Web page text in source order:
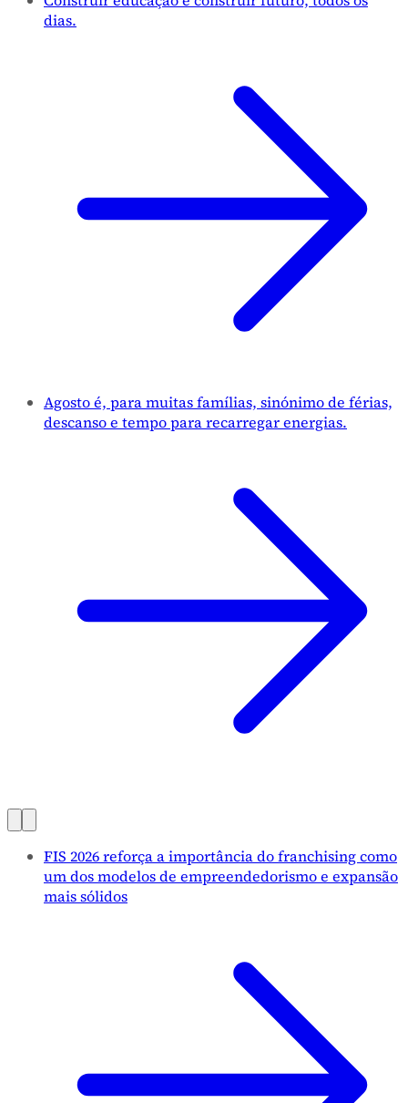
dias.
Agosto é, para muitas famílias, sinónimo de férias,
descanso e tempo para recarregar energias.
FIS 2026 reforça a importância do franchising como
um dos modelos de empreendedorismo e expansão
mais sólidos